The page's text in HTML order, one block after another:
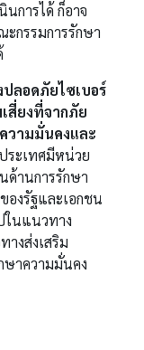
การได้ ก็อาจ
ะกรรมการรักษา
ลอดภัยไซเบอร์
สี่ยงที่จากภัย
วามมั่นคงและ
ระเทศมีหน่วย
านการรักษา
องรัฐและเอกชน
ในแนวทาง
างส่งเสริม
ษาความมั่นคง